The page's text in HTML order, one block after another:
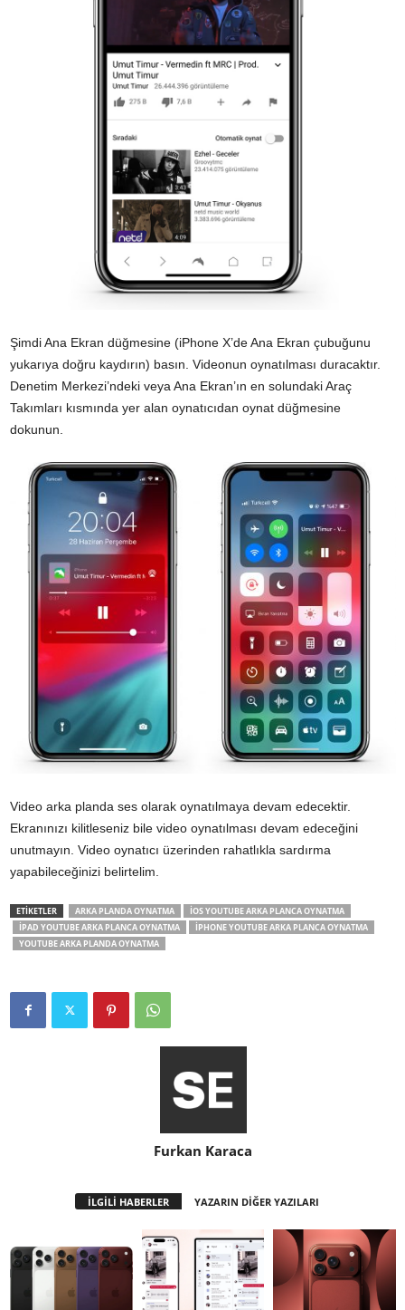
Şimdi Ana Ekran düğmesine (iPhone X’de Ana Ekran çubuğunu
yukarıya doğru kaydırın) basın. Videonun oynatılması duracaktır.
Denetim Merkezi’ndeki veya Ana Ekran’ın en solundaki Araç
Takımları kısmında yer alan oynatıcıdan oynat düğmesine
dokunun.
Video arka planda ses olarak oynatılmaya devam edecektir.
Ekranınızı kilitleseniz bile video oynatılması devam edeceğini
unutmayın. Video oynatıcı üzerinden rahatlıkla sardırma
yapabileceğinizi belirtelim.
ETİKETLER ARKA PLANDA OYNATMA
IOS YOUTUBE ARKA PLANCA OYNATMA
IPAD YOUTUBE ARKA PLANCA OYNATMA
IPHONE YOUTUBE ARKA PLANCA OYNATMA
YOUTUBE ARKA PLANDA OYNATMA
Furkan Karaca
İLGİLİ HABERLER YAZARIN DİĞER YAZILARI